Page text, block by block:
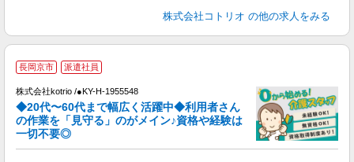
株式会社コトリオ の他の求人をみる
長岡京市 派遣社員
株式会社kotrio /●KY-H-1955548
◆20代〜60代まで幅広く活躍中◆利用者さん
の作業を「見守る」のがメイン♪資格や経験は
一切不要◎